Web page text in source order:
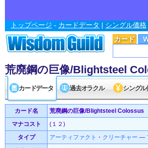
カード
トップページ - カードデータ | シングル価格
荒廃鋼の巨像/Blightsteel
カードデータ 過去オラクル シングル
カード名 荒廃鋼の巨像/Blightsteel Colossus
マナコスト
(１２)
タイプ
アーティファクト ・ クリーチャー —